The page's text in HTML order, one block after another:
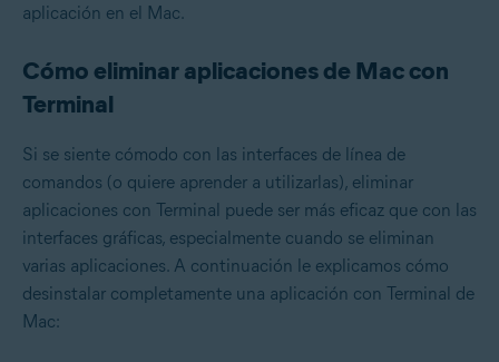
aplicación en el Mac.
Cómo eliminar aplicaciones de Mac con
Terminal
Si se siente cómodo con las interfaces de línea de
comandos (o quiere aprender a utilizarlas), eliminar
aplicaciones con Terminal puede ser más eficaz que con las
interfaces gráficas, especialmente cuando se eliminan
varias aplicaciones. A continuación le explicamos cómo
desinstalar completamente una aplicación con Terminal de
Mac: